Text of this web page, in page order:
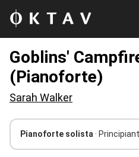
Goblins'
(Pianoforte)
Sarah Walker
Pianoforte solista ·